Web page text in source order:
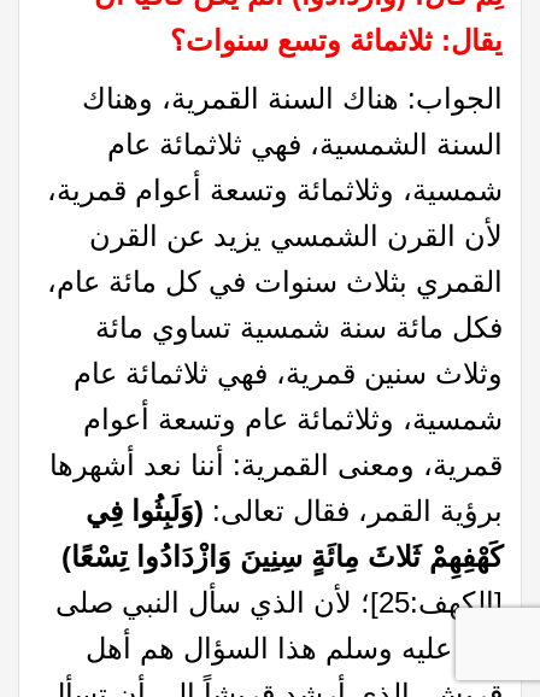
يقال: ثلاثمائة وتسع سنوات؟
الجواب: هناك السنة القمرية، وهناك
السنة الشمسية، فهي ثلاثمائة عام
شمسية، وثلاثمائة وتسعة أعوام قمرية،
لأن القرن الشمسي يزيد عن القرن
القمري بثلاث سنوات في كل مائة عام،
فكل مائة سنة شمسية تساوي مائة
وثلاث سنين قمرية، فهي ثلاثمائة عام
شمسية، وثلاثمائة عام وتسعة أعوام
قمرية، ومعنى القمرية: أننا نعد أشهرها
برؤية القمر، فقال تعالى: (وَلَبِثُوا فِي
كَهْفِهِمْ ثَلاثَ مِائَةٍ سِنِينَ وَازْدَادُوا تِسْعًا)
[الكهف:25]؛ لأن الذي سأل النبي صلى
الله عليه وسلم هذا السؤال هم أهل